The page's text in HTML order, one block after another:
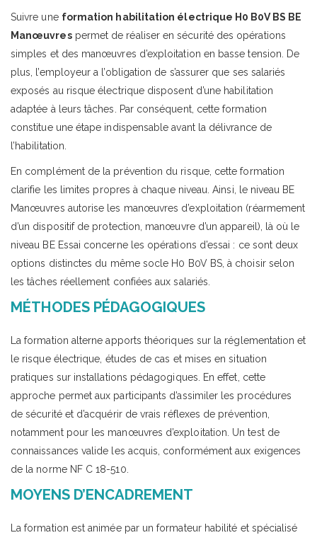
Suivre une formation habilitation électrique H0 B0V BS BE
Manœuvrespermet de réaliser en sécurité des opérations
simples et des manœuvres d’exploitation en basse tension. De
plus, l’employeur a l’obligation de s’assurer que ses salariés
exposés au risque électrique disposent d’une habilitation
adaptée à leurs tâches. Par conséquent, cette formation
constitue une étape indispensable avant la délivrance de
l’habilitation.
En complément de la prévention du risque, cette formation
clarifie les limites propres à chaque niveau. Ainsi, le niveau BE
Manœuvres autorise les manœuvres d’exploitation (réarmement
d’un dispositif de protection, manœuvre d’un appareil), là où le
niveau BE Essai concerne les opérations d’essai : ce sont deux
options distinctes du même socle H0 B0V BS, à choisir selon
les tâches réellement confiées aux salariés.
MÉTHODES PÉDAGOGIQUES
La formation alterne apports théoriques sur la réglementation et
le risque électrique, études de cas et mises en situation
pratiques sur installations pédagogiques. En effet, cette
approche permet aux participants d’assimiler les procédures
de sécurité et d’acquérir de vrais réflexes de prévention,
notamment pour les manœuvres d’exploitation. Un test de
connaissances valide les acquis, conformément aux exigences
de la norme NF C 18-510.
MOYENS D’ENCADREMENT
La formation est animée par un formateur habilité et spécialisé